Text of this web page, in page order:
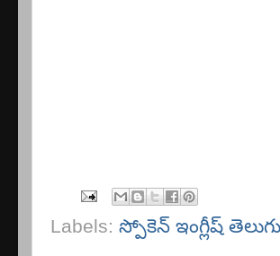
Labels: స్పోకెన్ ఇంగ్లీష్